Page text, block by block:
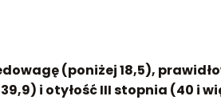
(poniżej 18,5),
i otyłość III stopnia (40 i